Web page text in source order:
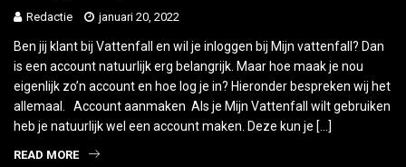
Redactie januari 20, 2022
Ben jij klant bij Vattenfall en wil je inloggen bij Mijn vattenfall? Dan
is een account natuurlijk erg belangrijk. Maar hoe maak je nou
eigenlijk zo’n account en hoe log je in? Hieronder bespreken wij het
allemaal. Account aanmaken Als je Mijn Vattenfall wilt gebruiken
heb je natuurlijk wel een account maken. Deze kun je […]
READ MORE